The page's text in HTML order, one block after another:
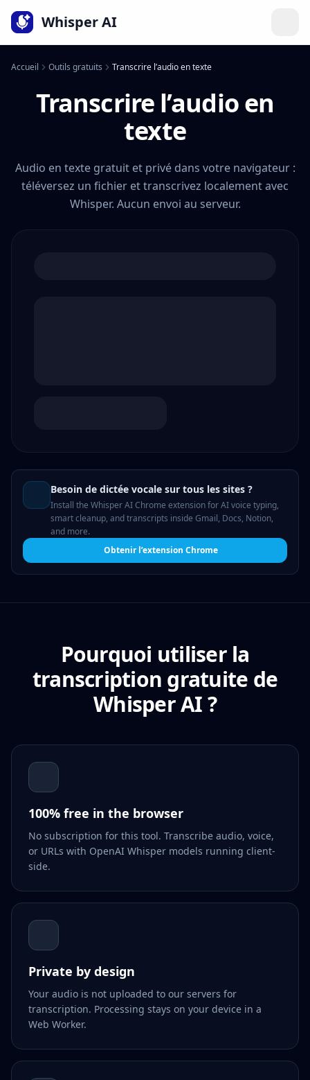
Langue
Whisper AI
Accueil Outils gratuits Transcrire l’audio en texte
Transcrire l’audio en
texte
Audio en texte gratuit et privé dans votre navigateur :
téléversez un fichier et transcrivez localement avec
Whisper. Aucun envoi au serveur.
Besoin de dictée vocale sur tous les sites ?
Install the Whisper AI Chrome extension for AI voice typing,
smart cleanup, and transcripts inside Gmail, Docs, Notion,
and more.
Obtenir l’extension Chrome
Pourquoi utiliser la
transcription gratuite de
Whisper AI ?
100% free in the browser
No subscription for this tool. Transcribe audio, voice,
or URLs with OpenAI Whisper models running client-
side.
Private by design
Your audio is not uploaded to our servers for
transcription. Processing stays on your device in a
Web Worker.